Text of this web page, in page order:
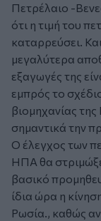
Πετρέλαιο -
ότι η τιμή του
καταρρεύσει.
μεγαλύτερα
εξαγωγές της
εμπρός το
βιομηχανίας
σημαντικά την
Ο έλεγχος των
ΗΠΑ θα
βασικό
ίδια ώρα η
Ρωσία., καθώς